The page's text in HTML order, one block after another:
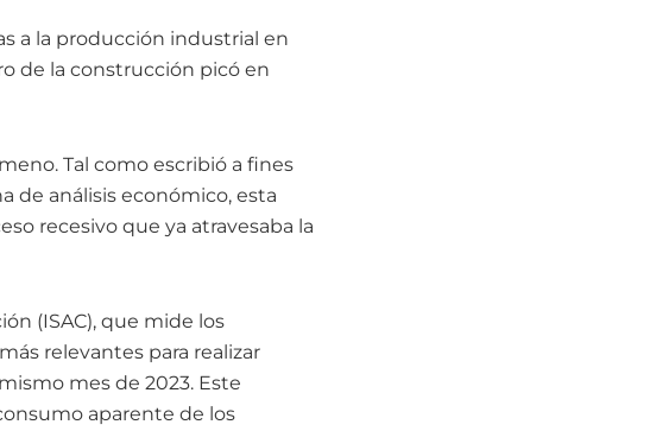
a la producción industrial en
de la construcción picó en
Tal como escribió a fines
de análisis económico, esta
recesivo que ya atravesaba la
(ISAC), que mide los
relevantes para realizar
mes de 2023. Este
aparente de los